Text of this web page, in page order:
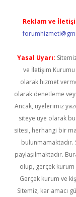
Reklam ve
Yasal Uyarı:
ve İletişim Kurumu
olarak hizmet
olarak denetleme
Ancak, üyelerimiz
siteye üye olarak
sitesi, herhangi bir
bulunmamaktadır.
paylaşılmaktadır.
olup, gerçek kurum
Gerçek kurum ve
Sitemiz, kar amacı